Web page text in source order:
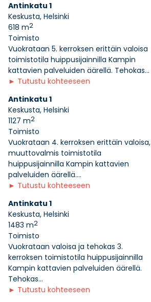
Antinkatu 1
Keskusta, Helsinki
618 m2
Toimisto
Vuokrataan 5. kerroksen erittäin valoisa
toimistotila huippusijainnilla Kampin
kattavien palveluiden äärellä. Tehokas...
► Tutustu kohteeseen
Antinkatu 1
Keskusta, Helsinki
1127 m2
Toimisto
Vuokrataan 4. kerroksen erittäin valoisa,
muuttovalmis toimistotila
huippusijainnilla Kampin kattavien
palveluiden äärellä....
► Tutustu kohteeseen
Antinkatu 1
Keskusta, Helsinki
1483 m2
Toimisto
Vuokrataan valoisa ja tehokas 3.
kerroksen toimistotila huippusijainnilla
Kampin kattavien palveluiden äärellä.
Tehokas...
► Tutustu kohteeseen